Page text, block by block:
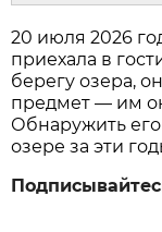
20 июля 2026
приехала в
берегу озера,
предмет — им
Обнаружить его
озере за эти